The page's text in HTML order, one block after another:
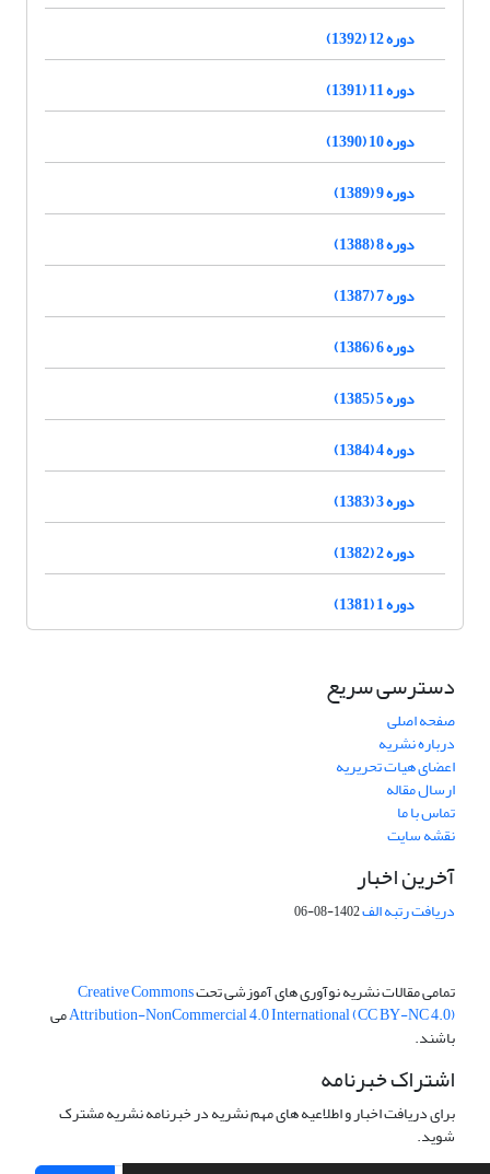
دوره 12 (1392)
دوره 11 (1391)
دوره 10 (1390)
دوره 9 (1389)
دوره 8 (1388)
دوره 7 (1387)
دوره 6 (1386)
دوره 5 (1385)
دوره 4 (1384)
دوره 3 (1383)
دوره 2 (1382)
دوره 1 (1381)
دسترسی سریع
صفحه اصلی
درباره نشریه
اعضای هیات تحریریه
ارسال مقاله
تماس با ما
نقشه سایت
آخرین اخبار
دریافت رتبه الف1402-08-06
تمامی مقالات نشریه نوآوری های آموزشی تحتCreative Commons
Attribution-NonCommercial 4.0 International (CC BY-NC 4.0)می
باشند.
اشتراک خبرنامه
برای دریافت اخبار و اطلاعیه های مهم نشریه در خبرنامه نشریه مشترک
شوید.